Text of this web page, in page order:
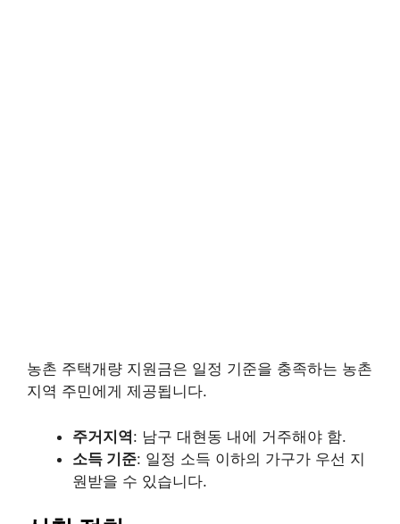
농촌 주택개량 지원금은 일정 기준을 충족하는 농촌
지역 주민에게 제공됩니다.
주거지역: 남구 대현동 내에 거주해야 함.
소득 기준: 일정 소득 이하의 가구가 우선 지
원받을 수 있습니다.